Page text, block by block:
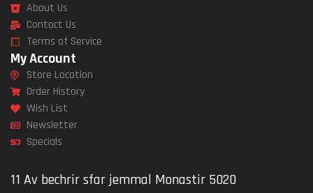
About Us
Contact Us
Terms of Service
My Account
Store Location
Order History
Wish List
Newsletter
Specials
11 Av bechrir sfar jemmal Monastir 5020